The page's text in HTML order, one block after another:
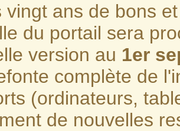
vingt ans de bons
du portail sera
version au 1er
complète de
(ordinateurs,
de nouvelles